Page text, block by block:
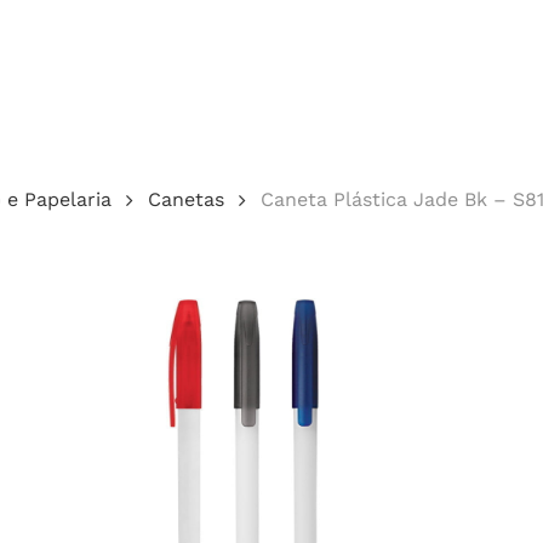
Papelaria Canetas Caneta Plástica Jade Bk –